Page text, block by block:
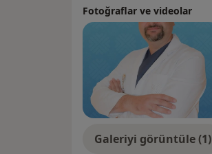
Fotoğraflar ve videolar
Galeriyi görüntüle (1)